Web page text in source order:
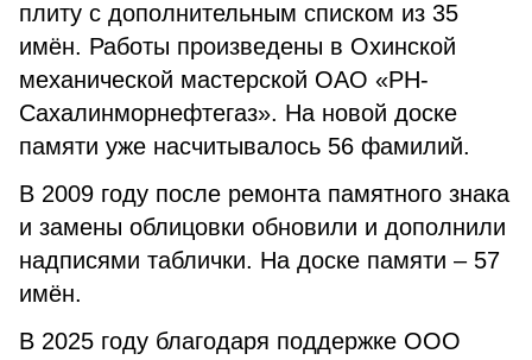
плиту с дополнительным списком из 35
имён. Работы произведены в Охинской
механической мастерской ОАО «РН-
Сахалинморнефтегаз». На новой доске
памяти уже насчитывалось 56 фамилий.
В 2009 году после ремонта памятного знака
и замены облицовки обновили и дополнили
надписями таблички. На доске памяти – 57
имён.
В 2025 году благодаря поддержке ООО